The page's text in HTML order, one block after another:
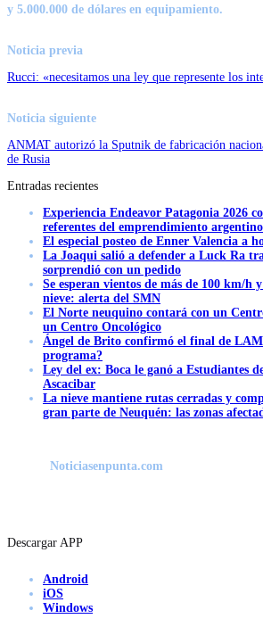
y 5.000.000 de dólares en equipamiento.
Noticia previa
Rucci: «necesitamos una ley que represente los
Noticia siguiente
ANMAT autorizó la Sputnik de fabricación
de Rusia
Entradas recientes
Experiencia Endeavor Patagonia 2026
referentes del emprendimiento
El especial posteo de Enner Valencia a
La Joaqui salió a defender a Luck Ra
sorprendió con un pedido
Se esperan vientos de más de 100 km/h
nieve: alerta del SMN
El Norte neuquino contará con un
un Centro Oncológico
Ángel de Brito confirmó el final de
programa?
Ley del ex: Boca le ganó a Estudiantes
Ascacibar
La nieve mantiene rutas cerradas y
gran parte de Neuquén: las zonas
Noticiasenpunta.com
Descargar APP
Android
iOS
Windows